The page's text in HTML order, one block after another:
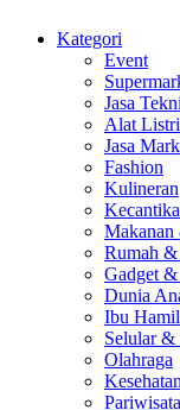
Kategori
Event
Jasa
Alat
Jasa
Fashion
Kulineran
Rumah
Gadget
Dunia
Ibu
Selular
Olahraga
Kesehatan
Pariwisata